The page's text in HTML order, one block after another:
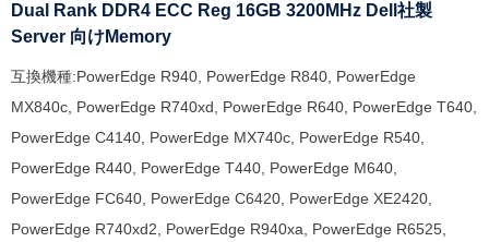
Dual Rank DDR4 ECC Reg 16GB 3200MHz Dell社製
Server 向けMemory
互換機種:PowerEdge R940, PowerEdge R840, PowerEdge
MX840c, PowerEdge R740xd, PowerEdge R640, PowerEdge T640,
PowerEdge C4140, PowerEdge MX740c, PowerEdge R540,
PowerEdge R440, PowerEdge T440, PowerEdge M640,
PowerEdge FC640, PowerEdge C6420, PowerEdge XE2420,
PowerEdge R740xd2, PowerEdge R940xa, PowerEdge R6525,